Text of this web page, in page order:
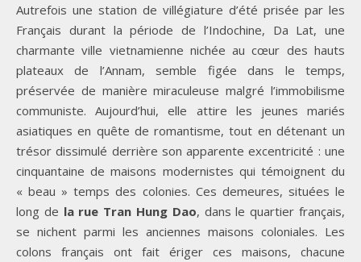
Autrefois une station de villégiature d’été prisée par les
Français durant la période de l’Indochine, Da Lat, une
charmante ville vietnamienne nichée au cœur des hauts
plateaux de l’Annam, semble figée dans le temps,
préservée de manière miraculeuse malgré l’immobilisme
communiste. Aujourd’hui, elle attire les jeunes mariés
asiatiques en quête de romantisme, tout en détenant un
trésor dissimulé derrière son apparente excentricité : une
cinquantaine de maisons modernistes qui témoignent du
« beau » temps des colonies. Ces demeures, situées le
long de la rue Tran Hung Dao, dans le quartier français,
se nichent parmi les anciennes maisons coloniales. Les
colons français ont fait ériger ces maisons, chacune